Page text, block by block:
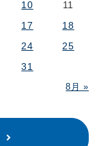
8月 »
10
11
17
18
24
25
31